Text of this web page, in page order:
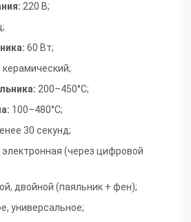
220 В;
;
60 Вт;
керамический;
200–450°C;
100–480°C;
30 секунд;
электронная (через цифровой
двойной (паяльник + фен);
универсальное;